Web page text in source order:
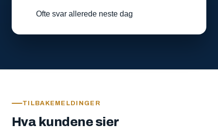
Ofte svar allerede neste dag
TILBAKEMELDINGER
Hva kundene sier